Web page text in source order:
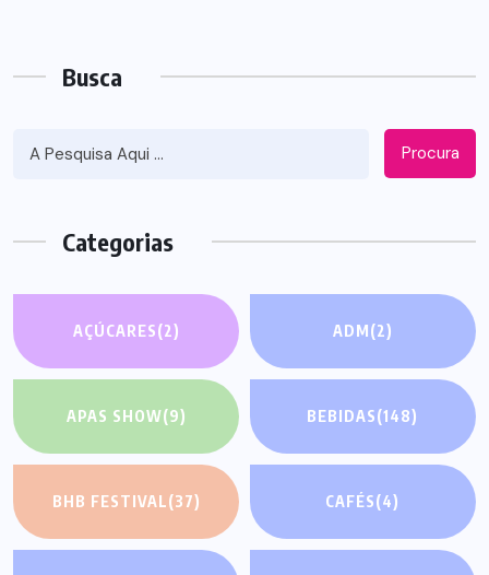
Busca
Procura
Categorias
AÇÚCARES(2) ADM(2)
APAS SHOW(9) BEBIDAS(148)
BHB FESTIVAL(37) CAFÉS(4)